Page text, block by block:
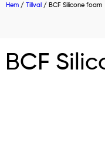
Hem / Tillval / BCF Silicone foam
BCF